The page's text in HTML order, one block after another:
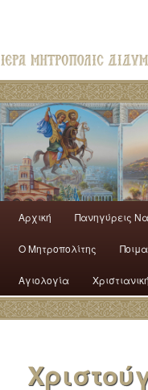
Αρχική Πανηγύρεις
Ο Mητροπολίτης
Αγιολογία